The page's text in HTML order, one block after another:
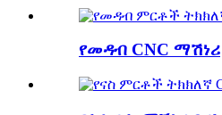
የመዳብ CNC ማሽነሪ